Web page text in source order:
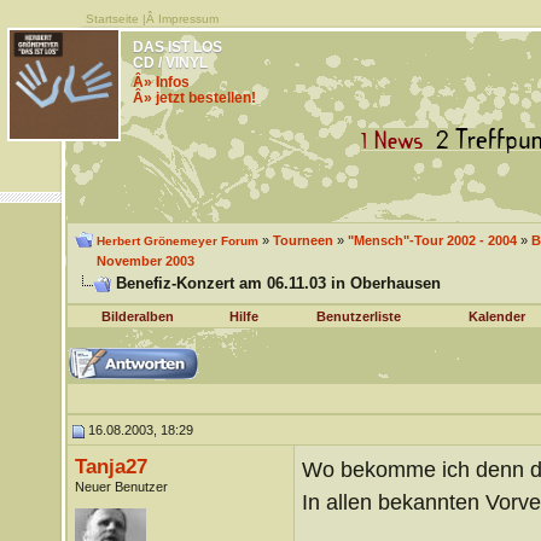
Startseite |Â Impressum
DAS IST LOS
CD / VINYL
Â» Infos
Â» jetzt bestellen!
Herbert Grönemeyer Forum» Tourneen » "Mensch"-Tour 2002 - 2004»
November 2003
Benefiz-Konzert am 06.11.03 in Oberhausen
Bilderalben Hilfe Benutzerliste Kalender
16.08.2003, 18:29
Tanja27
Neuer Benutzer
Wo bekomme ich denn
In allen bekannten